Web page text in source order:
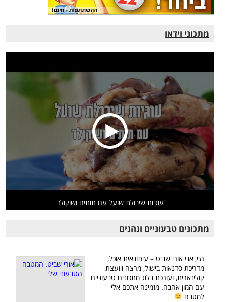
מתכוני וידאו
עוגיות שיבולת שועל עם תותים ושוקולד
מתכונים טבעוניים ונהנים
היי, אני אורי שביט – עיתונאית אוכל,
מדריכת סדנאות בישול, מרצה ויועצת
קולינארית, ועורכת בלוג מתכונים טבעוניים
עם המון אהבה. מזמינה אתכם אלי
למטבח